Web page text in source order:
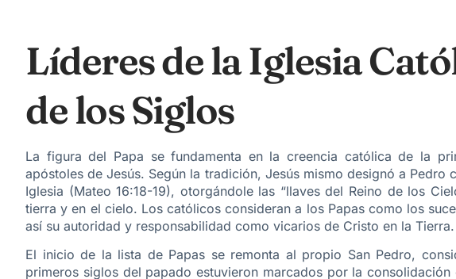
Líderes de la Iglesia
de los Siglos
La figura del Papa se fundamenta en la creencia católica de la
apóstoles de Jesús. Según la tradición, Jesús mismo designó a Pedro
Iglesia (Mateo 16:18-19), otorgándole las “llaves del Reino de los
tierra y en el cielo. Los católicos consideran a los Papas como los
así su autoridad y responsabilidad como vicarios de Cristo en la Tierra.
El inicio de la lista de Papas se remonta al propio San Pedro,
primeros siglos del papado estuvieron marcados por la